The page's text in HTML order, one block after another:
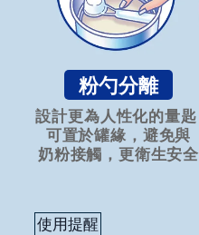
粉勺分離
設計更為人性化的量匙
可置於罐緣，避免與
奶粉接觸，更衛生安全
使用提醒